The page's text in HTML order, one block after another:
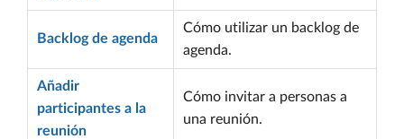
Backlog de agenda
Cómo utilizar un backlog de
agenda.
Añadir
participantes a la
reunión
Cómo invitar a personas a
una reunión.